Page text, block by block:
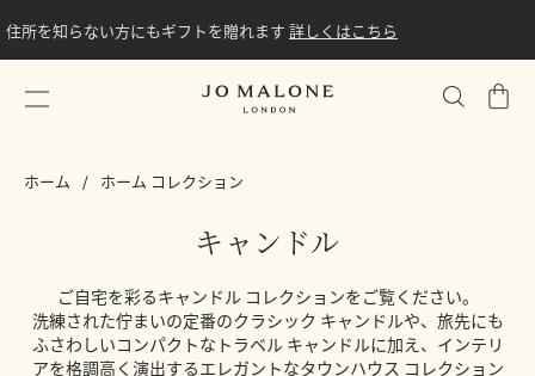
住所を知らない方にもギフトを贈れます 詳しくはこちら
シ
グ
ホーム ホーム コレクション
キャンドル
ご自宅を彩るキャンドル コレクションをご覧ください。
洗練された佇まいの定番のクラシック キャンドルや、旅先にも
ふさわしいコンパクトなトラベル キャンドルに加え、インテリ
アを格調高く演出するエレガントなタウンハウス コレクション